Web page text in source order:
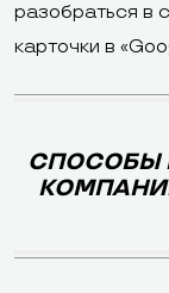
разобраться в
карточки в
СПОСОБЫ